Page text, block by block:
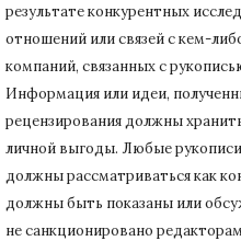
результате конкурентных
отношений или связей с кем-
компаний, связанных с
Информация или идеи,
рецензирования должны
личной выгоды. Любые
должны рассматриваться как
должны быть показаны или
не санкционировано